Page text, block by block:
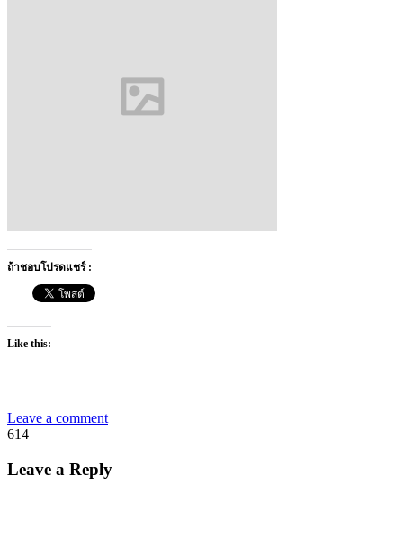
ถ้าชอบโปรดแชร์ :
Like this:
Leave a comment
614
Leave a Reply